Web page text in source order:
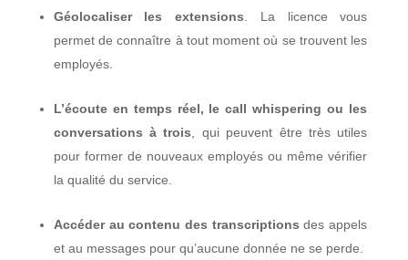
Géolocaliser les extensions. La licence vous
permet de connaître à tout moment où se trouvent les
employés.
L’écoute en temps réel, le call whispering ou les
conversations à trois, qui peuvent être très utiles
pour former de nouveaux employés ou même vérifier
la qualité du service.
Accéder au contenu des transcriptions des appels
et au messages pour qu’aucune donnée ne se perde.